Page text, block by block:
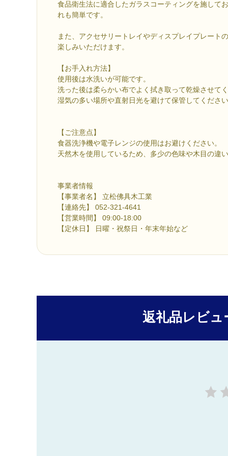
食品衛生法に適合したガラスコーティングを施して
れも簡単です。
また、アクセサリートレイやディスプレイプレート
楽しみいただけます。
【お手入れ方法】
使用後は水洗いが可能です。
洗った後は柔らかい布でよく拭き取って乾燥させて
湿気の多い場所や直射日光を避けて保管してくださ
【ご注意点】
食器洗浄機や電子レンジの使用はお避けください。
天然木を使用しているため、多少の色味や木目の違
事業者情報
【事業者名】 立松佛具木工業
【連絡先】 052-321-4641
【営業時間】 09:00-18:00
【定休日】 日曜・祝祭日・年末年始など
返礼品レビュ